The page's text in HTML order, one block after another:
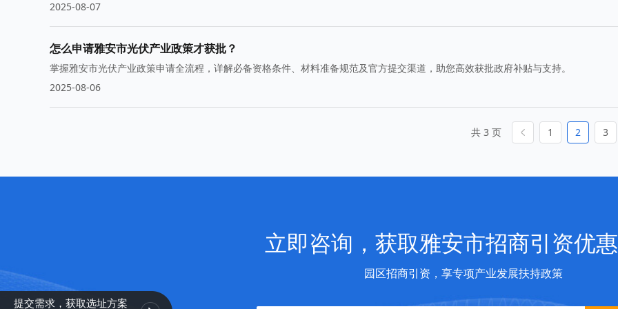
2025-08-07
怎么申请雅安市光伏产业政策才获批？
掌握雅安市光伏产业政策申请全流程，详解必备资格条件、材料准备规范及官方提交渠道，助您高效获批政府补贴与支持。
2025-08-06
共 3 页 1 2 3
提交需求，获取选址方案
立即咨询，获取雅安市招商引资优
园区招商引资，享专项产业发展扶持政策